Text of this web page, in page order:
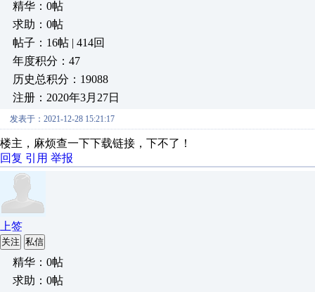
精华：0帖
求助：0帖
帖子：16帖 | 414回
年度积分：47
历史总积分：19088
注册：2020年3月27日
发表于：2021-12-28 15:21:17
楼主，麻烦查一下下载链接，下不了！
回复 引用 举报
上签
关注 私信
精华：0帖
求助：0帖